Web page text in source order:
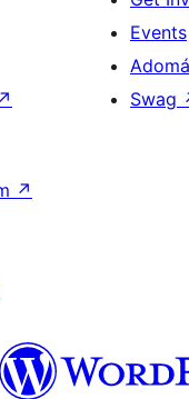
↗
Events
Swag
↗